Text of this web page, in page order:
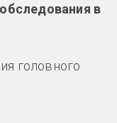
в
головного